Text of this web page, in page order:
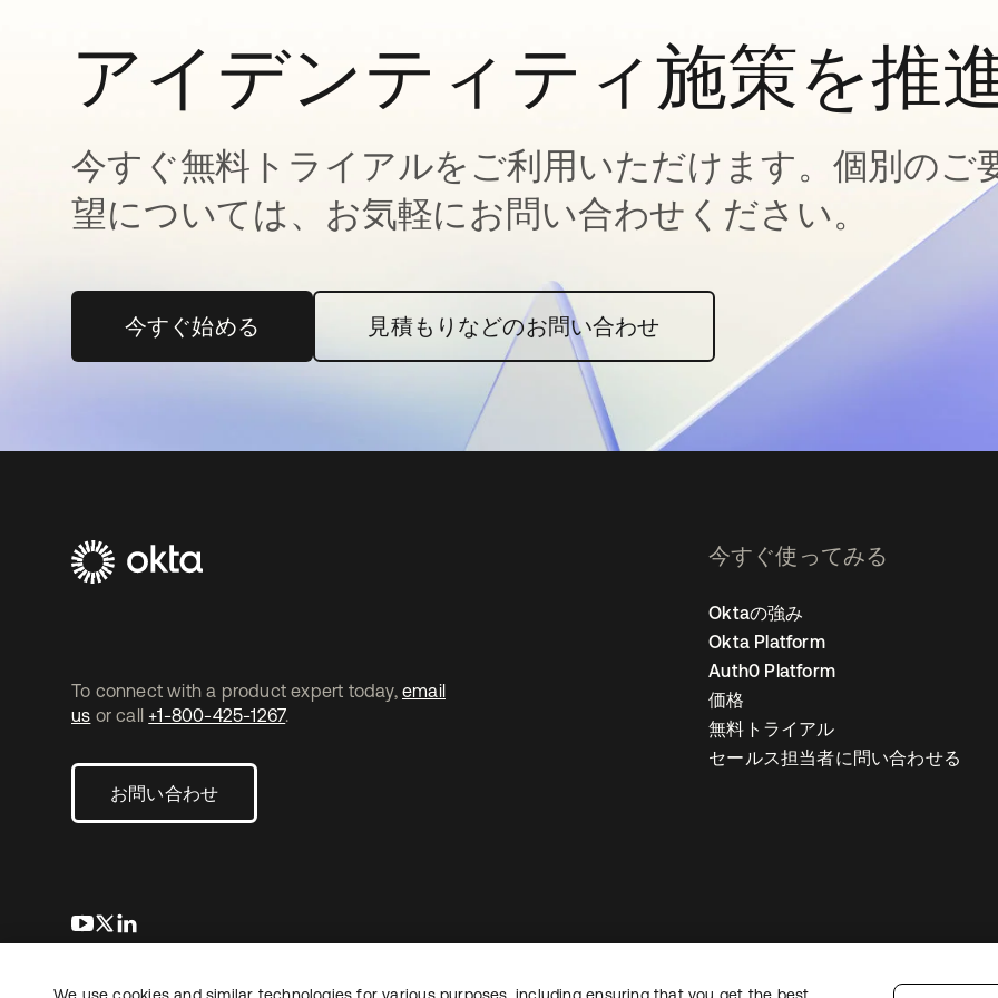
アイデンティティ施策を推
今すぐ無料トライアルをご利用いただけます。個別のご
望については、お気軽にお問い合わせください。
今すぐ始める新しいタブで開く 見積もりなどのお問い合わせ
To connect with a product expert today, email
us or call +1-800-425-1267.
お問い合わせ
新しいタブで開く
新しいタブで開く
今すぐ使ってみる
Oktaの強み
Okta Platform
Auth0 Platform
価格
無料トライアル
セールス担当者に問い合わせる